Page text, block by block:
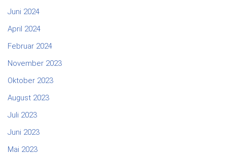
Juni 2024
April 2024
Februar 2024
November 2023
Oktober 2023
August 2023
Juli 2023
Juni 2023
Mai 2023